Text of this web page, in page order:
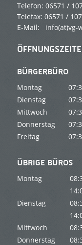
Telefon: 06571 /
Telefax: 06571 /
E-Mail: info(at)vg-
BÜRGERBÜRO
Montag
Dienstag
Mittwoch
Donnerstag
Freitag
ÜBRIGE BÜROS
Montag
Dienstag
Mittwoch
Donnerstag